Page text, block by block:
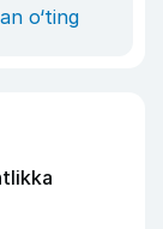
o‘ting